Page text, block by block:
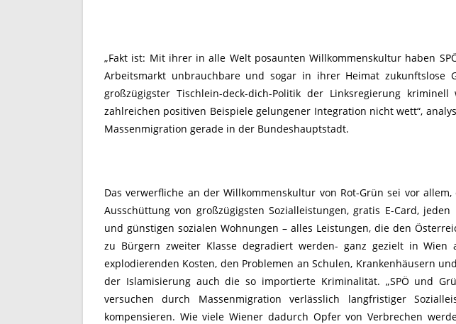
„Fakt ist: Mit ihrer in alle Welt posaunten Willkommenskultur haben
Arbeitsmarkt unbrauchbare und sogar in ihrer Heimat zukunftslose
großzügigster Tischlein-deck-dich-Politik der Linksregierung
zahlreichen positiven Beispiele gelungener Integration nicht wett“,
Massenmigration gerade in der Bundeshauptstadt.
Das verwerfliche an der Willkommenskultur von Rot-Grün sei vor
Ausschüttung von großzügigsten Sozialleistungen, gratis E-Card,
und günstigen sozialen Wohnungen – alles Leistungen, die den
zu Bürgern zweiter Klasse degradiert werden- ganz gezielt in Wien
explodierenden Kosten, den Problemen an Schulen, Krankenhäusern
der Islamisierung auch die so importierte Kriminalität. „SPÖ und
versuchen durch Massenmigration verlässlich langfristiger
kompensieren. Wie viele Wiener dadurch Opfer von Verbrechen